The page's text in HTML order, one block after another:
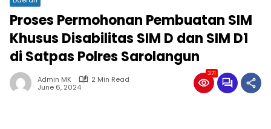
Proses Permohonan Pembuatan SIM
Khusus Disabilitas SIM D dan SIM D1
di Satpas Polres Sarolangun
Admin MK
2 Min Read
June 6, 2024
371